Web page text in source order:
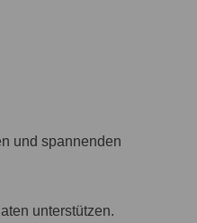
und spannenden
unterstützen.